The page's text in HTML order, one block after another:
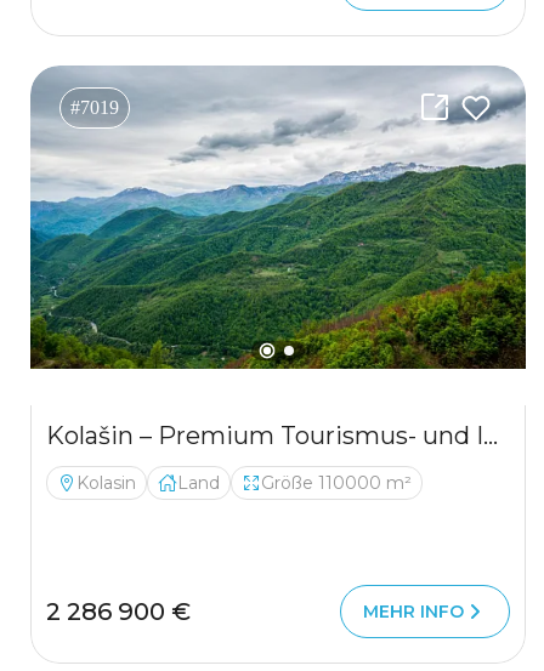
#7019
Kolašin – Premium Tourismus- und Investitionsprojekt
Kolasin Land Größe 110000 m²
2 286 900 € MEHR INFO